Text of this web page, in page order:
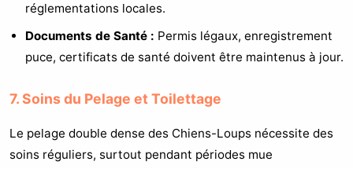
réglementations locales.
Documents de Santé : Permis légaux, enregistrement
puce, certificats de santé doivent être maintenus à jour.
7. Soins du Pelage et Toilettage
Le pelage double dense des Chiens-Loups nécessite des
soins réguliers, surtout pendant périodes mue